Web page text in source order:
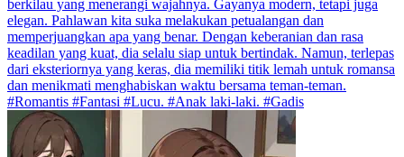
berkilau yang menerangi wajahnya. Gayanya modern, tetapi juga
elegan. Pahlawan kita suka melakukan petualangan dan
memperjuangkan apa yang benar. Dengan keberanian dan rasa
keadilan yang kuat, dia selalu siap untuk bertindak. Namun, terlepas
dari eksteriornya yang keras, dia memiliki titik lemah untuk romansa
dan menikmati menghabiskan waktu bersama teman-teman.
#Romantis #Fantasi #Lucu. #Anak laki-laki. #Gadis